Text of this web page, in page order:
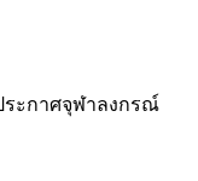
ระกาศจุฬาลงกรณ์